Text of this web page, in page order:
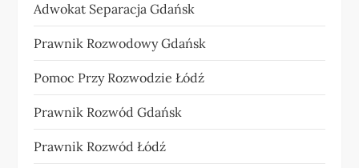
Adwokat Separacja Gdańsk
Prawnik Rozwodowy Gdańsk
Pomoc Przy Rozwodzie Łódź
Prawnik Rozwód Gdańsk
Prawnik Rozwód Łódź